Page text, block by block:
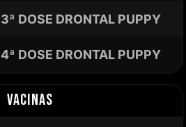
3ª DOSE DRONTAL PUPPY
4ª DOSE DRONTAL PUPPY
VACINAS